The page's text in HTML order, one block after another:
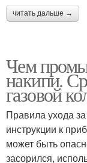
читать дальше →
Чем
накипи.
газовой
Правила ухода
инструкции к
может быть
засорился,